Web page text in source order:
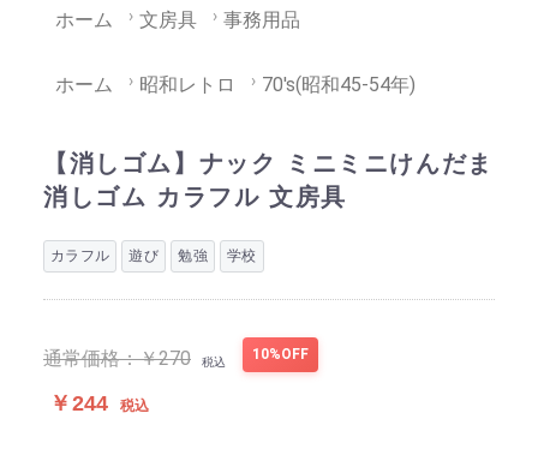
ホーム 文房具 事務用品
ホーム 昭和レトロ 70's(昭和45-54年)
【消しゴム】ナック ミニミニけんだま
消しゴム カラフル 文房具
カラフル 遊び 勉強 学校
通常価格：￥270 税込 10%OFF
￥244 税込